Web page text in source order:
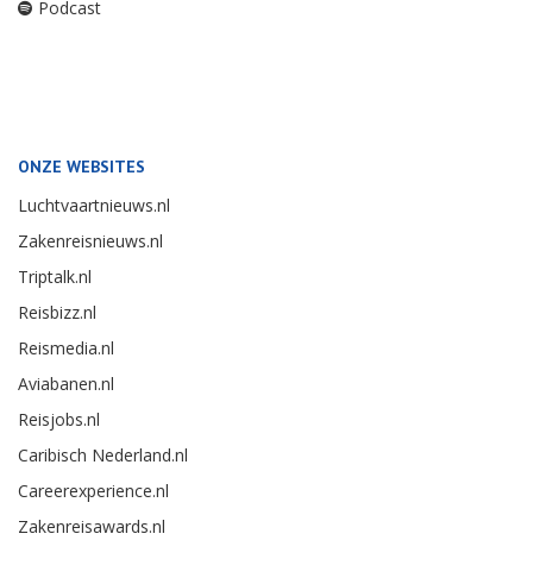
Podcast
ONZE WEBSITES
Luchtvaartnieuws.nl
Zakenreisnieuws.nl
Triptalk.nl
Reisbizz.nl
Reismedia.nl
Aviabanen.nl
Reisjobs.nl
Caribisch Nederland.nl
Careerexperience.nl
Zakenreisawards.nl